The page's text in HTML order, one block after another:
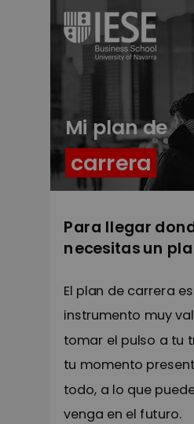
El plan de carrera
instrumento muy
tomar el pulso a tu
tu momento
todo, a lo que
venga en el futuro.
Para llegar
necesitas un
Mi plan de
carrera